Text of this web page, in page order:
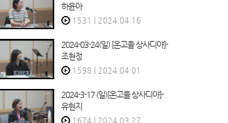
하윤아
1531 2024.04.16
2024-03-24(일) [온고을 상사디야]-
조현정
1598 2024.04.01
2024-3-17 (일)[온고을 상사디야]-
유현지
1674 2024.03.27